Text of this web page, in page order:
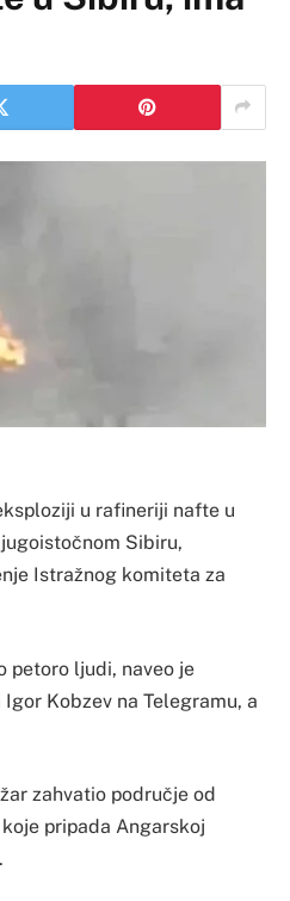
u rafineriji nafte u
Sibiru,
Istražnog komiteta za
petoro ljudi, naveo je
Kobzev na Telegramu, a
zahvatio područje od
pripada Angarskoj